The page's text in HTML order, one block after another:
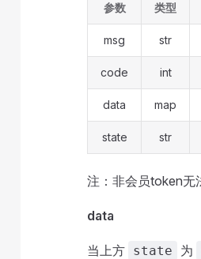
参数 类型
msg str
code int
data map
state str
注：非会员token无
data
当上方 state 为